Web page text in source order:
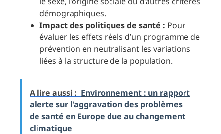
démographiques.
Impact des politiques de santé : Pour
évaluer les effets réels d’un programme de
prévention en neutralisant les variations
liées à la structure de la population.
A lire aussi : Environnement : un rapport
alerte sur l'aggravation des problèmes
de santé en Europe due au changement
climatique